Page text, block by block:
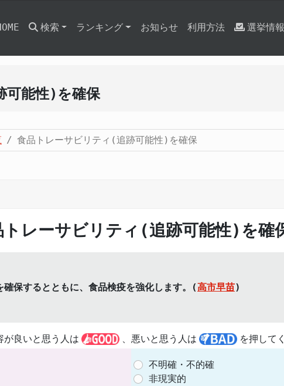
検索 ランキング お知らせ 利用方法 選挙情報
可能性)を確保
食品トレーサビリティ(追跡可能性)を確保
トレーサビリティ(追跡可能性)を確
保するとともに、食品検疫を強化します。(高市早苗)
が良いと思う人は 、悪いと思う人は を押して
不明確・不的確
非現実的